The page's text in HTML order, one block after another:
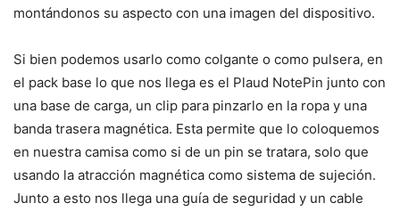
montándonos su aspecto con una imagen del dispositivo.
Si bien podemos usarlo como colgante o como pulsera, en
el pack base lo que nos llega es el Plaud NotePin junto con
una base de carga, un clip para pinzarlo en la ropa y una
banda trasera magnética. Esta permite que lo coloquemos
en nuestra camisa como si de un pin se tratara, solo que
usando la atracción magnética como sistema de sujeción.
Junto a esto nos llega una guía de seguridad y un cable